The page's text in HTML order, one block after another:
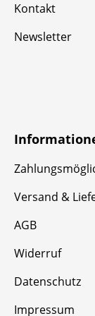
Kontakt
Newsletter
Versand &
AGB
Widerruf
Datenschutz
Impressum